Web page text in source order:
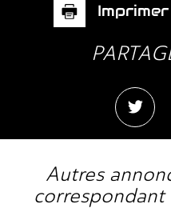
Imprimer
autres annonces immobilières
correspondant